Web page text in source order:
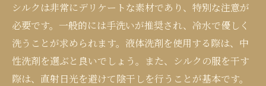
シルクは非常にデリケートな素材であり、特別な注意が
必要です。一般的には手洗いが推奨され、冷水で優しく
洗うことが求められます。液体洗剤を使用する際は、中
性洗剤を選ぶと良いでしょう。また、シルクの服を干す
際は、直射日光を避けて陰干しを行うことが基本です。